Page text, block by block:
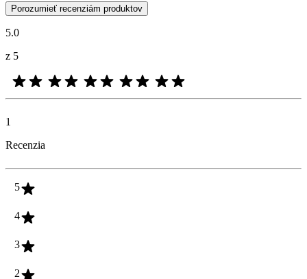
Zákaznícke recenzie vo forme hodnotenia produktu a hviezdičiek
Porozumieť recenziám produktov
5.0
z 5
1
Recenzia
5
4
3
2